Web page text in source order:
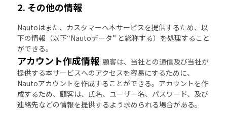
2. その他の情報
Nautoはまた、カスタマーへ本サービスを提供するため、以
下の情報（以下“Nautoデータ” と総称する）を処理すること
ができる。
アカウント作成情報: 顧客は、当社との通信及び当社が
提供する本サービスへのアクセスを容易にするために、
Nautoアカウントを作成することができる。アカウントを作
成するため、顧客は、氏名、ユーザー名、パスワード、及び
連絡先などの情報を提供するよう求められる場合がある。